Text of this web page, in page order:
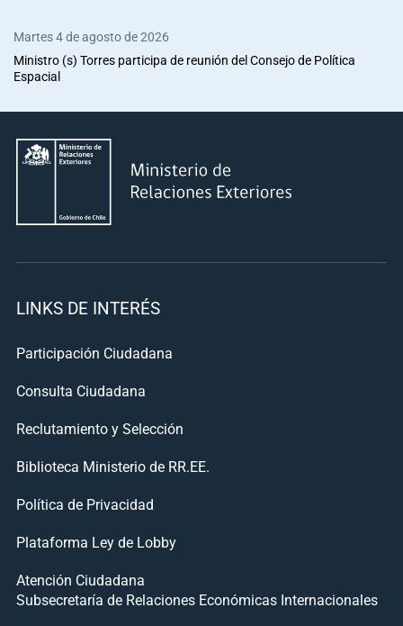
Martes 4 de agosto de 2026
Ministro (s) Torres participa de reunión del Consejo de Política
Espacial
LINKS DE INTERÉS
Participación Ciudadana
Consulta Ciudadana
Reclutamiento y Selección
Biblioteca Ministerio de RR.EE.
Política de Privacidad
Plataforma Ley de Lobby
Atención Ciudadana
Subsecretaría de Relaciones Económicas Internacionales